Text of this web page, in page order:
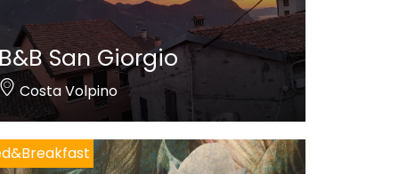
San Giorgio
Costa Volpino